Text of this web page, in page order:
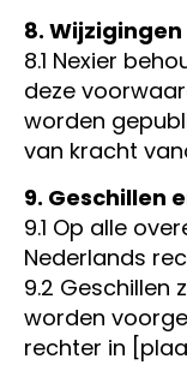
8.
8.1 Nexier
deze
worden
van kracht
9. Geschillen
9.1 Op alle
Nederlands
9.2 Geschillen
worden
rechter in